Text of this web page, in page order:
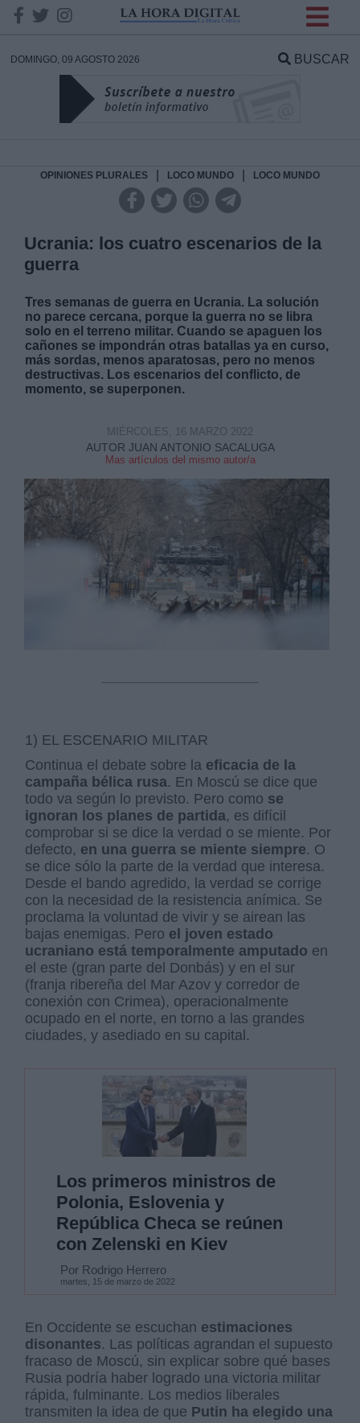
DOMINGO, 09 AGOSTO 2026 BUSCAR
OPINIONES PLURALES LOCO MUNDO LOCO MUNDO
Ucrania: los cuatro escenarios de la
guerra
Tres semanas de guerra en Ucrania. La solución
no parece cercana, porque la guerra no se libra
solo en el terreno militar. Cuando se apaguen los
cañones se impondrán otras batallas ya en curso,
más sordas, menos aparatosas, pero no menos
destructivas. Los escenarios del conflicto, de
momento, se superponen.
AUTOR JUAN ANTONIO SACALUGA
Mas artículos del mismo autor/a
MIÉRCOLES, 16 MARZO 2022
1) EL ESCENARIO MILITAR
Continua el debate sobre la eficacia de la
campaña bélica rusa. En Moscú se dice que
todo va según lo previsto. Pero como se
ignoran los planes de partida, es difícil
comprobar si se dice la verdad o se miente. Por
defecto, en una guerra se miente siempre. O
se dice sólo la parte de la verdad que interesa.
Desde el bando agredido, la verdad se corrige
con la necesidad de la resistencia anímica. Se
proclama la voluntad de vivir y se airean las
bajas enemigas. Pero el joven estado
ucraniano está temporalmente amputado en
el este (gran parte del Donbás) y en el sur
(franja ribereña del Mar Azov y corredor de
conexión con Crimea), operacionalmente
ocupado en el norte, en torno a las grandes
ciudades, y asediado en su capital.
Los primeros ministros de
Polonia, Eslovenia y
República Checa se reúnen
con Zelenski en Kiev
Por Rodrigo Herrero
martes, 15 de marzo de 2022
En Occidente se escuchan estimaciones
disonantes. Las políticas agrandan el supuesto
fracaso de Moscú, sin explicar sobre qué bases
Rusia podría haber logrado una victoria militar
rápida, fulminante. Los medios liberales
transmiten la idea de que Putin ha elegido una
DATOS
Responsable:
Destinatarios:
Información adicional